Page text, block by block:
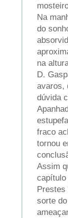
Na
do
na
D.
avaros,
dúvida
fraco
tornou
Assim
capítulo
Prestes
sorte